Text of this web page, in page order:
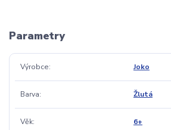
Parametry
Výrobce Joko
Barva Žlutá
Věk 6+